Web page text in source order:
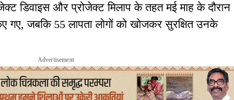
डिवाइस और प्रोजेक्ट मिलाप के तहत मई माह के दौरान
गए, जबकि 55 लापता लोगों को खोजकर सुरक्षित उनके
Advertisement